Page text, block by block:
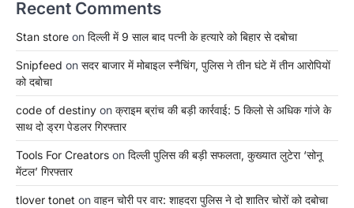
Recent Comments
Stan store on दिल्ली में 9 साल बाद पत्नी के हत्यारे को बिहार से दबोचा
Snipfeed on सदर बाजार में मोबाइल स्नैचिंग, पुलिस ने तीन घंटे में तीन आरोपियों
को दबोचा
code of destiny on क्राइम ब्रांच की बड़ी कार्रवाई: 5 किलो से अधिक गांजे के
साथ दो ड्रग पेडलर गिरफ्तार
Tools For Creators on दिल्ली पुलिस की बड़ी सफलता, कुख्यात लुटेरा ‘सोनू
मेंटल’ गिरफ्तार
tlover tonet on वाहन चोरी पर वार: शाहदरा पुलिस ने दो शातिर चोरों को दबोचा